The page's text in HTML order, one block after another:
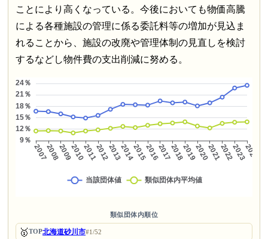
ことにより高くなっている。今後においても物価高騰
による各種施設の管理に係る委託料等の増加が見込ま
れることから、施設の改廃や管理体制の見直しを検討
するなどし物件費の支出削減に努める。
類似団体内順位
🥇TOP北海道砂川市#1/52